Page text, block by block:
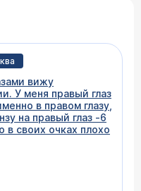
вижу
У меня правый глаз
в правом глазу,
на правый глаз -6
в своих очках плохо